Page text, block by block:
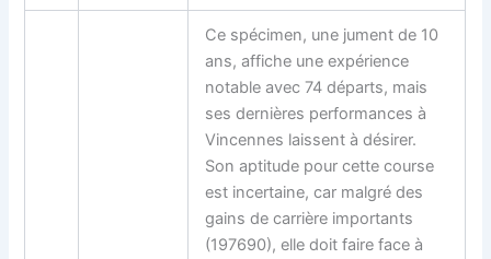
Ce spécimen, une jument de 10
ans, affiche une expérience
notable avec 74 départs, mais
ses dernières performances à
Vincennes laissent à désirer.
Son aptitude pour cette course
est incertaine, car malgré des
gains de carrière importants
(197690), elle doit faire face à